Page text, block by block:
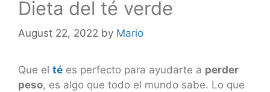
Dieta del té verde
August 22, 2022 by Mario
Que el té es perfecto para ayudarte a perder
peso, es algo que todo el mundo sabe. Lo que